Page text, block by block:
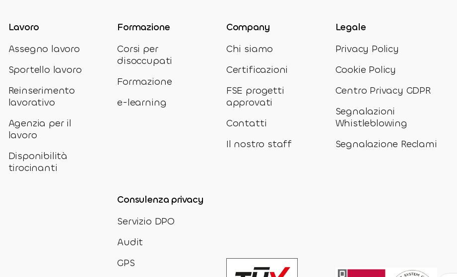
Lavoro
Assegno lavoro
Sportello lavoro
Reinserimento
lavorativo
Agenzia per il
lavoro
Disponibilità
tirocinanti
Formazione
Corsi per
disoccupati
Formazione
e-learning
Company
Chi siamo
Certificazioni
FSE progetti
approvati
Contatti
Il nostro staff
Legale
Privacy Policy
Cookie Policy
Centro Privacy GDPR
Segnalazioni
Whistleblowing
Segnalazione Reclami
Consulenza privacy
Servizio DPO
Audit
GPS